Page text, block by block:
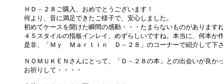
ＨＤ－２８ご購入、おめでとうございます！
何より、音に満足できたご様子で、安心しました。
初めてケースを開けた瞬間の感動・・・たまらないものがあります
４５スタイルの指板インレイ、めずらしいですね。本当に、何本か
是非、「Ｍｙ　Ｍａｒｔｉｎ　Ｄ－２８」のコーナーで紹介して下
ＮＯＭＵＫＥＮさんにとって、「Ｄ－２８の本」との出会いが良か
お祈りして・・・・